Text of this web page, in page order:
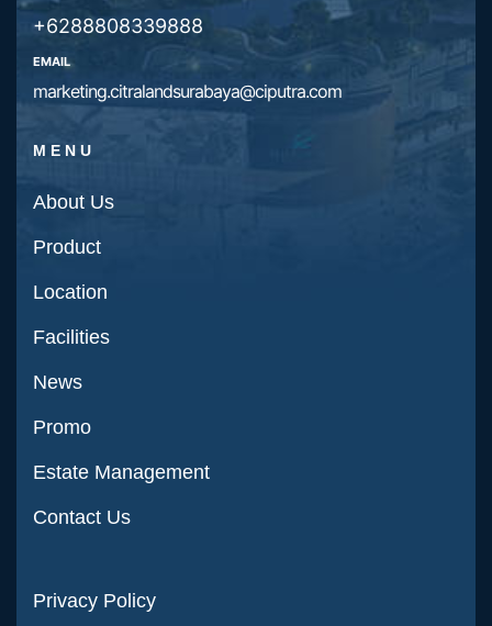
+6288808339888
EMAIL
marketing.citralandsurabaya@ciputra.com
MENU
About Us
Product
Location
Facilities
News
Promo
Estate Management
Contact Us
Privacy Policy